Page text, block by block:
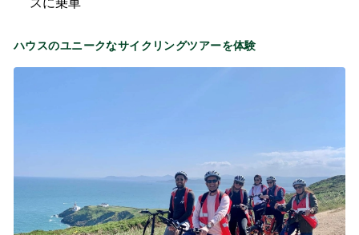
スに乗車
ハウスのユニークなサイクリングツアーを体験